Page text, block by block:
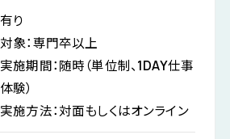
有り
対象：専門卒以上
実施期間：随時（単位制、1DAY仕事
体験）
実施方法：対面もしくはオンライン